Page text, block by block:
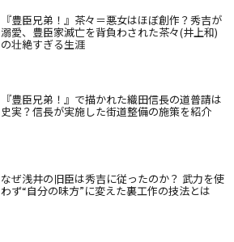
『豊臣兄弟！』茶々＝悪女はほぼ創作？秀吉が
溺愛、豊臣家滅亡を背負わされた茶々(井上和)
の壮絶すぎる生涯
『豊臣兄弟！』で描かれた織田信長の道普請は
史実？信長が実施した街道整備の施策を紹介
なぜ浅井の旧臣は秀吉に従ったのか？ 武力を使
わず“自分の味方”に変えた裏工作の技法とは